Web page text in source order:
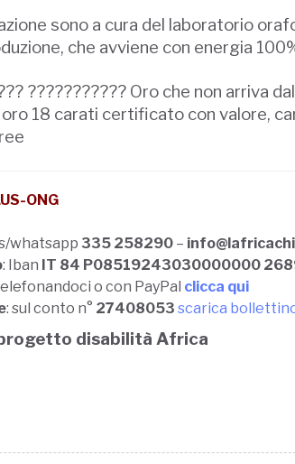
sono a cura del laboratorio
che avviene con energia
??????????? Oro che non
18 carati certificato con valore,
ONG
whatsapp 335 258290 –
: Iban IT 84 P08519243030000000
o con PayPal clicca qui
: sul conto n° 27408053 scarica
disabilità Africa